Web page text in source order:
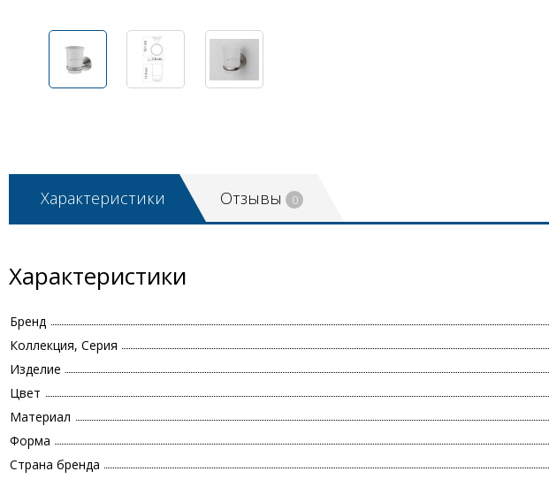
Характеристики Отзывы 0
Характеристики
Бренд
Коллекция, Серия
Изделие
Цвет
Материал
Форма
Страна бренда